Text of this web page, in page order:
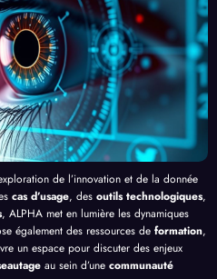
de
Bang
ui
l’IA
de l’innovation et de la donnée
cas d’usage, des outils technologiques,
, ALPHA met en lumière les dynamiques
également des ressources de formation,
un espace pour discuter des enjeux
au sein d’une communauté